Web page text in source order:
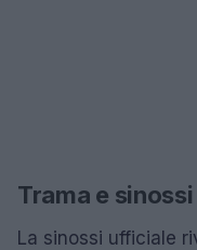
Trama e sinossi
La sinossi ufficiale